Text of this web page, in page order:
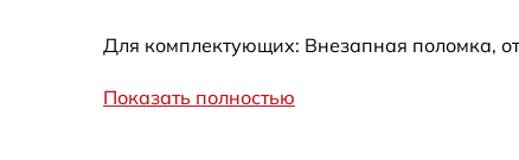
Ремонт цепи питания
Для комплектующих: Внезапная поломка,
Показать полностью